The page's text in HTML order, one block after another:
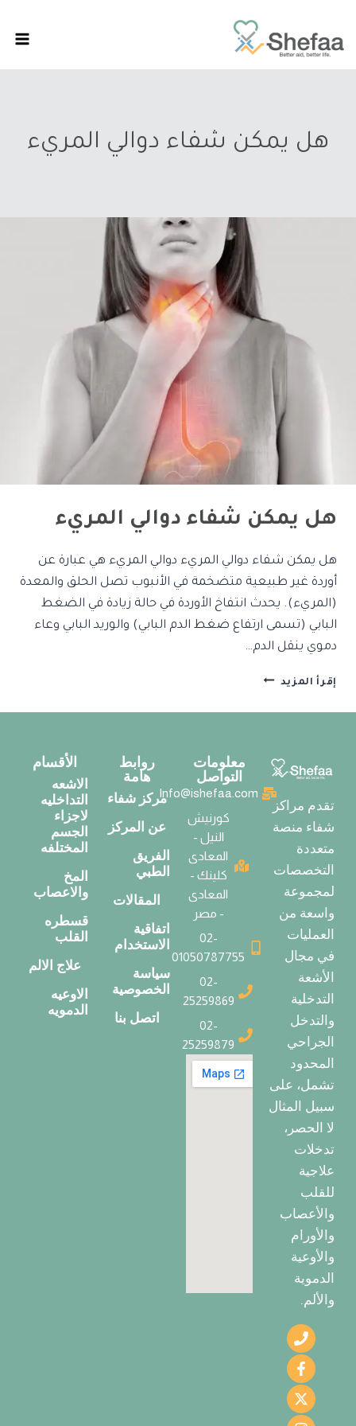
هل يمكن شفاء دوالي المريء
هل يمكن شفاء دوالي المريء
هل يمكن شفاء دوالي المريء دوالي المريء هي عبارة عن
أوردة غير طبيعية متضخمة في الأنبوب تصل الحلق والمعدة
(المريء). يحدث انتفاخ الأوردة في حالة زيادة في الضغط
البابي (تسمى ارتفاع ضغط الدم البابي) والوريد البابي وعاء
دموي ينقل الدم…
إقرأ المزيد
تقدم مراكز
شفاء منصة
متعددة
التخصصات
لمجموعة
واسعة من
العمليات
في مجال
الأشعة
التدخلية
والتدخل
الجراحي
المحدود
تشمل، على
سبيل المثال
لا الحصر،
تدخلات
علاجية
للقلب
والأعصاب
والأورام
والأوعية
الدموية
والألم.
روابط
هامة
مركز شفاء
عن المركز
الفريق
الطبي
المقالات
اتفاقية
الاستخدام
سياسة
الخصوصية
اتصل بنا
الأقسام
الاشعه
التداخليه
لاجزاء
الجسم
المختلفه
المخ
والاعصاب
قسطره
القلب
علاج الالم
الاوعيه
الدمويه
معلومات
التواصل
Info@ishefaa.com
كورنيش
النيل -
المعادى
كلينك -
المعادى
- مصر
02-
01050787755
02-
25259869
02-
25259879